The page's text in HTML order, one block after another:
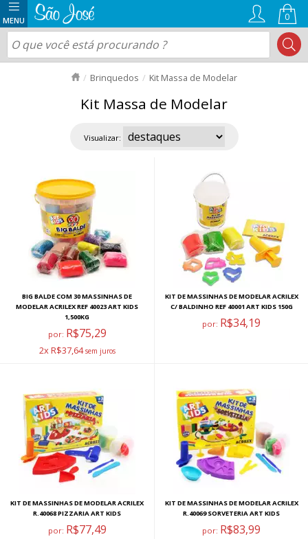
0
Brinquedos Kit Massa de Modelar
Kit Massa de Modelar
Visualizar:
BIG BALDE COM 30 MASSINHAS DE
MODELAR ACRILEX REF 40023 ART KIDS
1,500KG
por: R$75,29
2x R$37,64
KIT DE MASSINHAS DE MODELAR ACRILEX
C/ BALDINHO REF 40001 ART KIDS 150G
por: R$34,19
KIT DE MASSINHAS DE MODELAR ACRILEX
R.40068 PIZZARIA ART KIDS
por: R$77,49
KIT DE MASSINHAS DE MODELAR ACRILEX
R.40069 SORVETERIA ART KIDS
por: R$83,99